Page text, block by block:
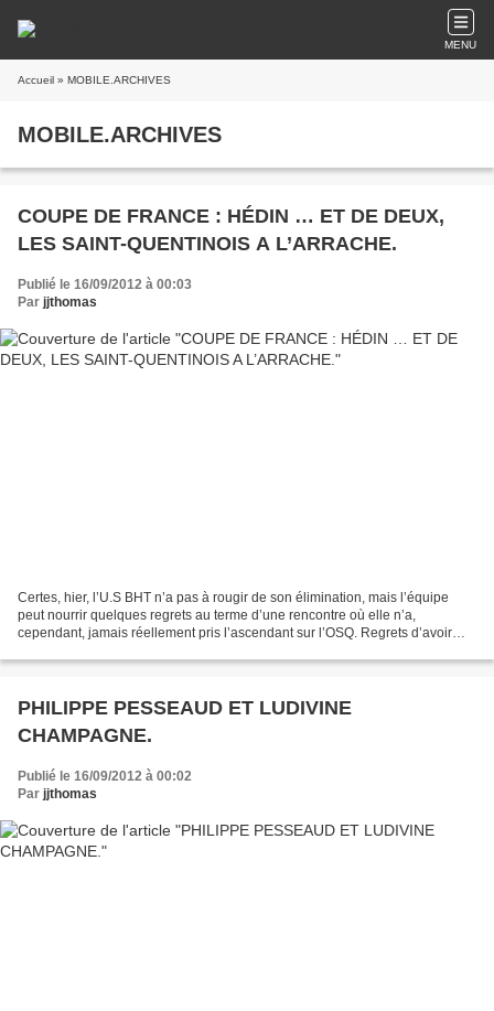
MENU
Accueil » MOBILE.ARCHIVES
MOBILE.ARCHIVES
COUPE DE FRANCE : HÉDIN … ET DE DEUX,
LES SAINT-QUENTINOIS A L’ARRACHE.
Publié le 16/09/2012 à 00:03
Par jjthomas
Certes, hier, l’U.S BHT n’a pas à rougir de son élimination, mais l’équipe
peut nourrir quelques regrets au terme d’une rencontre où elle n’a,
cependant, jamais réellement pris l’ascendant sur l’OSQ. Regrets d’avoir
PHILIPPE PESSEAUD ET LUDIVINE
CHAMPAGNE.
Publié le 16/09/2012 à 00:02
Par jjthomas